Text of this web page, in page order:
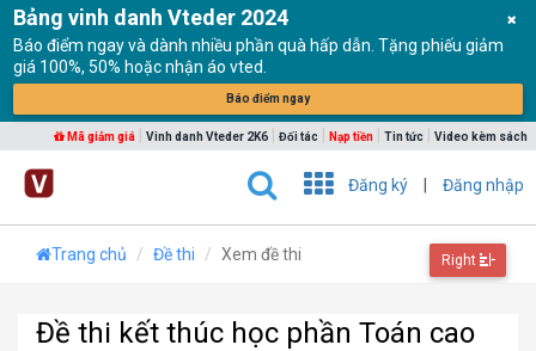
Bảng vinh danh Vteder 2024
Báo điểm ngay và dành nhiều phần quà hấp dẫn. Tặng phiếu giảm
giá 100%, 50% hoặc nhận áo vted.
Báo điểm ngay
Mã giảm giá Vinh danh Vteder 2K6 Đối tác Nạp tiền Tin tức Video kèm sách
Đăng ký Đăng nhập
Trang chủ Đề thi Xem đề thi Right
Đề thi kết thúc học phần Toán cao